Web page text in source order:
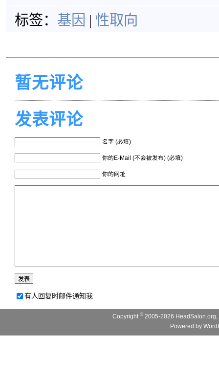
标签： 基因 | 性取向
暂无评论
发表评论
名字 (必填)
你的E-Mail (不会被发布) (必填)
你的网址
有人回复时邮件通知我
Copyright© 2005-2026
Powered by